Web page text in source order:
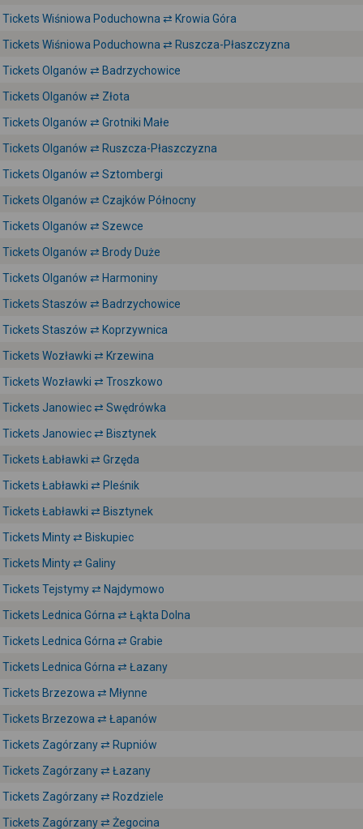
Tickets Wiśniowa Poduchowna ⇄ Krowia Góra
Tickets Wiśniowa Poduchowna ⇄ Ruszcza-Płaszczyzna
Tickets Olganów ⇄ Badrzychowice
Tickets Olganów ⇄ Złota
Tickets Olganów ⇄ Grotniki Małe
Tickets Olganów ⇄ Ruszcza-Płaszczyzna
Tickets Olganów ⇄ Sztombergi
Tickets Olganów ⇄ Czajków Północny
Tickets Olganów ⇄ Szewce
Tickets Olganów ⇄ Brody Duże
Tickets Olganów ⇄ Harmoniny
Tickets Staszów ⇄ Badrzychowice
Tickets Staszów ⇄ Koprzywnica
Tickets Wozławki ⇄ Krzewina
Tickets Wozławki ⇄ Troszkowo
Tickets Janowiec ⇄ Swędrówka
Tickets Janowiec ⇄ Bisztynek
Tickets Łabławki ⇄ Grzęda
Tickets Łabławki ⇄ Pleśnik
Tickets Łabławki ⇄ Bisztynek
Tickets Minty ⇄ Biskupiec
Tickets Minty ⇄ Galiny
Tickets Tejstymy ⇄ Najdymowo
Tickets Lednica Górna ⇄ Łąkta Dolna
Tickets Lednica Górna ⇄ Grabie
Tickets Lednica Górna ⇄ Łazany
Tickets Brzezowa ⇄ Młynne
Tickets Brzezowa ⇄ Łapanów
Tickets Zagórzany ⇄ Rupniów
Tickets Zagórzany ⇄ Łazany
Tickets Zagórzany ⇄ Rozdziele
Tickets Zagórzany ⇄ Żegocina